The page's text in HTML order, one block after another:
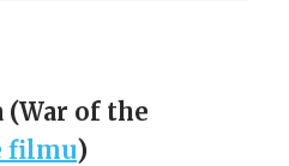
of the
filmu)